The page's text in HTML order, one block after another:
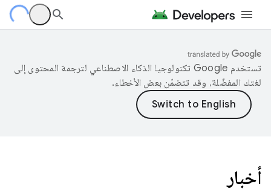
تستخدم Google تكنولوجيا الذكاء الاصطناعي لترجمة المحتوى إلى
لغتك المفضّلة، وقد تتضمّن بعض الأخطاء.
أخبار